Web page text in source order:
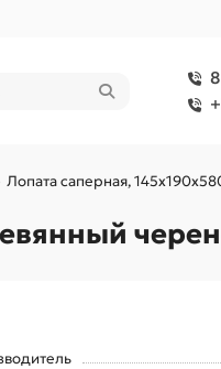
Лопата саперная,